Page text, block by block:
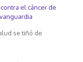
el cáncer de
se tiñó de